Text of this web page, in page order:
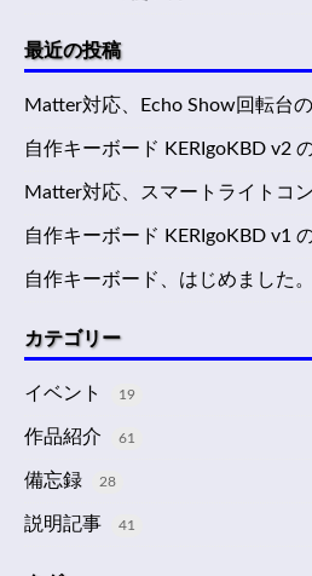
最近の投稿
Matter対応、Echo Show回転台
自作キーボード KERIgoKBD v2
Matter対応、スマートライトコ
自作キーボード KERIgoKBD v1
自作キーボード、はじめました。
カテゴリー
イベント 19
作品紹介 61
備忘録 28
説明記事 41